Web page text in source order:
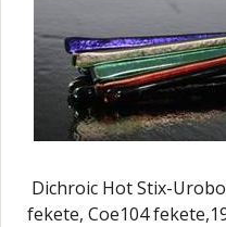
Dichroic Hot Stix-
fekete, Coe104